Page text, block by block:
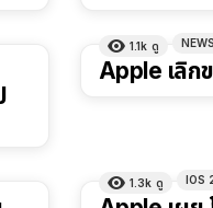
1.1k ดู NEWS
Apple เลิก
1.3k ดู IOS